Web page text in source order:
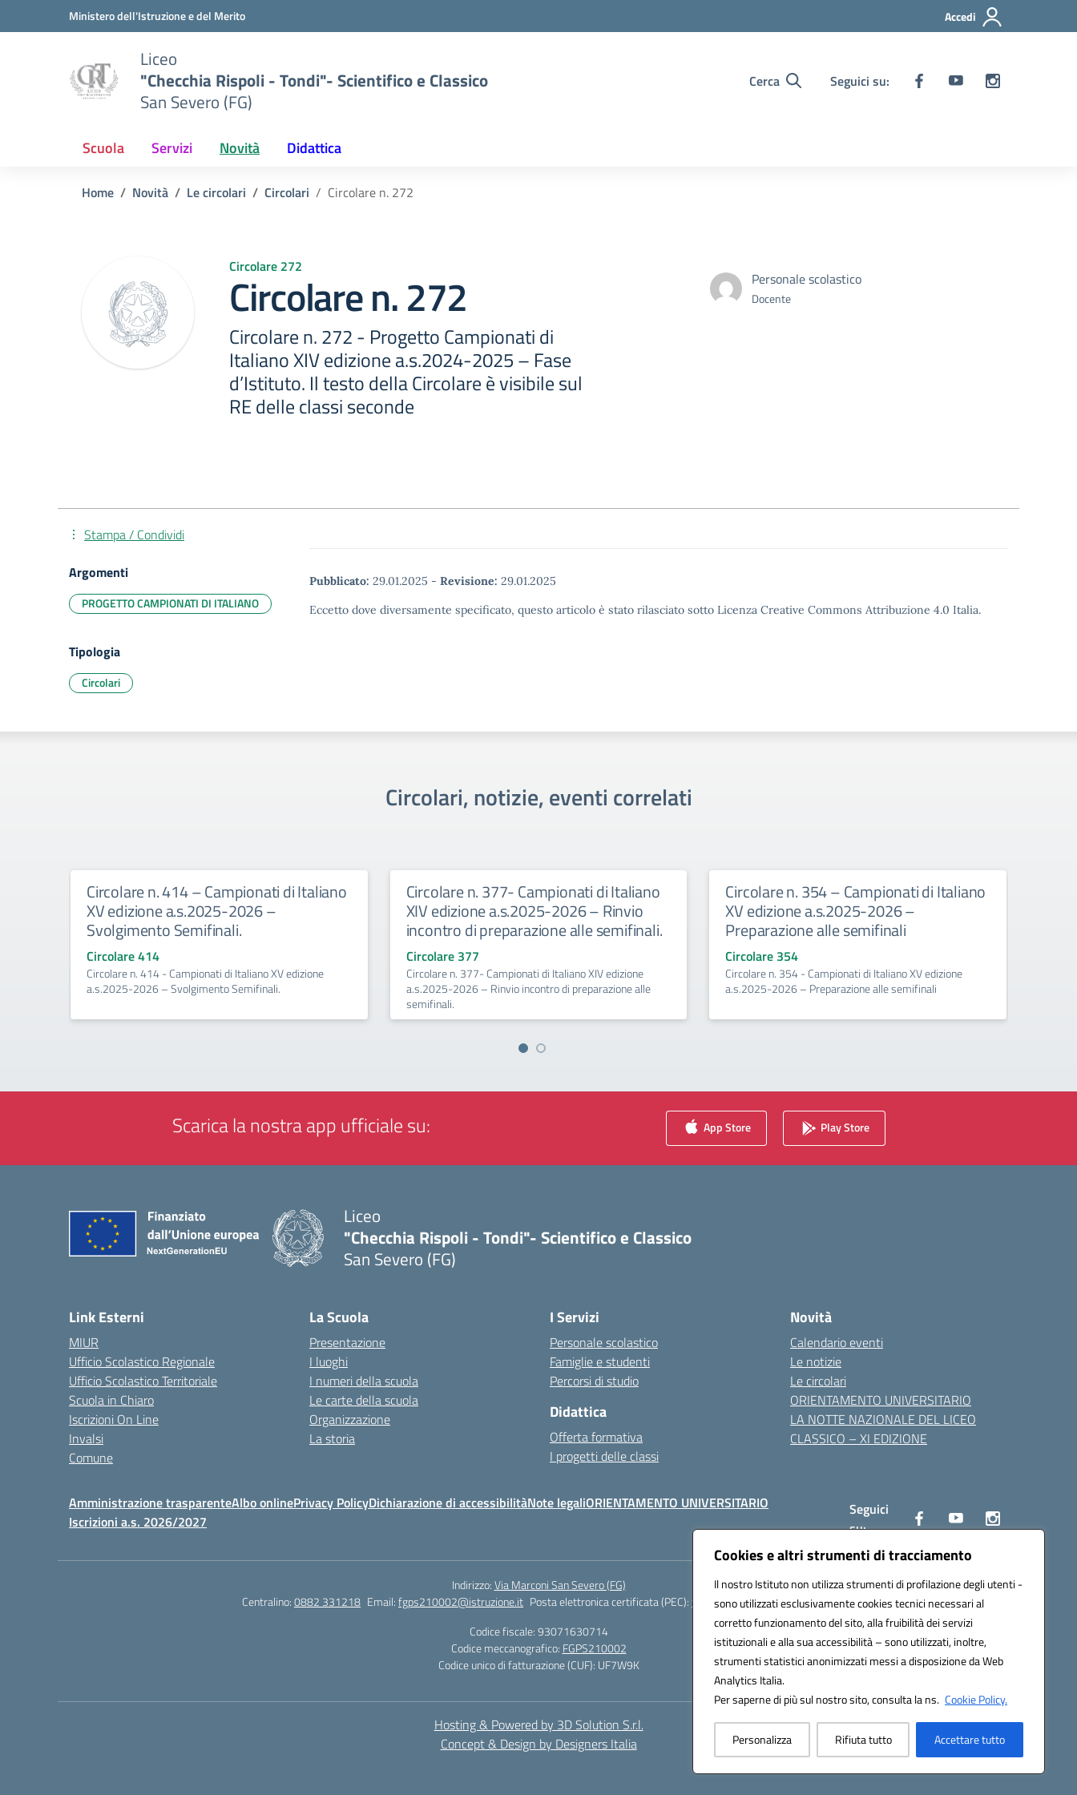
Cookies e altri strumenti di tracciamento
Il nostro Istituto non utilizza strumenti di profilazione degli utenti -
sono utilizzati esclusivamente cookies tecnici necessari al
corretto funzionamento del sito, alla fruibilità dei servizi
istituzionali e alla sua accessibilità – sono utilizzati, inoltre,
strumenti statistici anonimizzati messi a disposizione da Web
Analytics Italia.
Per saperne di più sul nostro sito, consulta la ns. Cookie Policy.
Personalizza Rifiuta tutto Accettare tutto
Vai ai contenuti
Vai al menu di navigazioneMinistero dell'Istruzione e del Merito Accedi
Liceo
"Checchia Rispoli - Tondi"- Scientifico e Classico
San Severo (FG)
Cerca Seguici su:
Scuola Servizi Novità Didattica
Home Novità Le circolari Circolari Circolare n. 272
Circolare 272
Circolare n. 272
Circolare n. 272 - Progetto Campionati di
Italiano XIV edizione a.s.2024-2025 – Fase
d’Istituto. Il testo della Circolare è visibile sul
RE delle classi seconde
Personale scolastico
Docente
Pubblicato: 29.01.2025 - Revisione: 29.01.2025
Eccetto dove diversamente specificato, questo articolo è stato rilasciato sotto Licenza Creative Commons Attribuzione 4.0 Italia.
Stampa / Condividi
Argomenti
PROGETTO CAMPIONATI DI ITALIANO
Tipologia
Circolari
Circolari, notizie, eventi correlati
Circolare n. 414 – Campionati di Italiano
XV edizione a.s.2025-2026 –
Svolgimento Semifinali.
Circolare 414
Circolare n. 414 - Campionati di Italiano XV edizione
a.s.2025-2026 – Svolgimento Semifinali.
Circolare n. 377- Campionati di Italiano
XIV edizione a.s.2025-2026 – Rinvio
incontro di preparazione alle semifinali.
Circolare 377
Circolare n. 377- Campionati di Italiano XIV edizione
a.s.2025-2026 – Rinvio incontro di preparazione alle
semifinali.
Circolare n. 354 – Campionati di Italiano
XV edizione a.s.2025-2026 –
Preparazione alle semifinali
Circolare 354
Circolare n. 354 - Campionati di Italiano XV edizione
a.s.2025-2026 – Preparazione alle semifinali
Scarica la nostra app ufficiale su: App Store Play Store
Liceo
"Checchia Rispoli - Tondi"- Scientifico e Classico
San Severo (FG)
Link Esterni
MIUR
Ufficio Scolastico Regionale
Ufficio Scolastico Territoriale
Scuola in Chiaro
Iscrizioni On Line
Invalsi
Comune
La Scuola
Presentazione
I luoghi
I numeri della scuola
Le carte della scuola
Organizzazione
La storia
I Servizi
Personale scolastico
Famiglie e studenti
Percorsi di studio
Didattica
Offerta formativa
I progetti delle classi
Novità
Calendario eventi
Le notizie
Le circolari
ORIENTAMENTO UNIVERSITARIO
LA NOTTE NAZIONALE DEL LICEO
CLASSICO – XI EDIZIONE
Amministrazione trasparenteAlbo onlinePrivacy PolicyDichiarazione di accessibilitàNote legaliORIENTAMENTO UNIVERSITARIO
Iscrizioni a.s. 2026/2027
Seguici
su:
Indirizzo:Via Marconi San Severo (FG)
Centralino:0882 331218 Email:fgps210002@istruzione.it Posta elettronica certificata (PEC):fgps210002@pec.istruzione.it
Codice fiscale: 93071630714
Codice meccanografico: FGPS210002
Codice unico di fatturazione (CUF): UF7W9K
Hosting & Powered by 3D Solution S.r.l.
Concept & Design by Designers Italia